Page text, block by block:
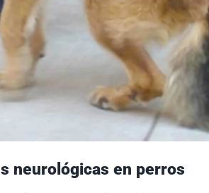
neurológicas en perros